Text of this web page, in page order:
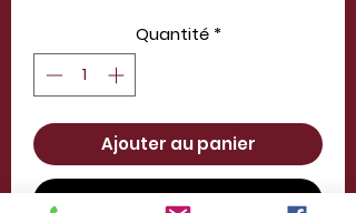
Quantité *
Ajouter au panier
Commander et payer